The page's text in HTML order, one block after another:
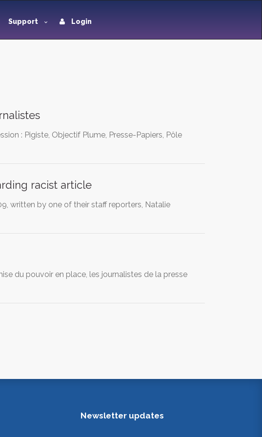
Support Login
: Pigiste, Objectif Plume, Presse-Papiers, Pôle
racist article
written by one of their staff reporters, Natalie
du pouvoir en place, les journalistes de la presse
Newsletter updates